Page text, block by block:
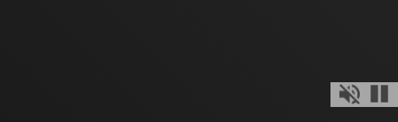
Mute Off